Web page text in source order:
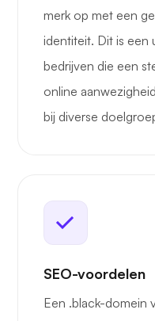
merk op met een
identiteit. Dit is
bedrijven die een
online
bij diverse
SEO-voordelen
Een .black-domein